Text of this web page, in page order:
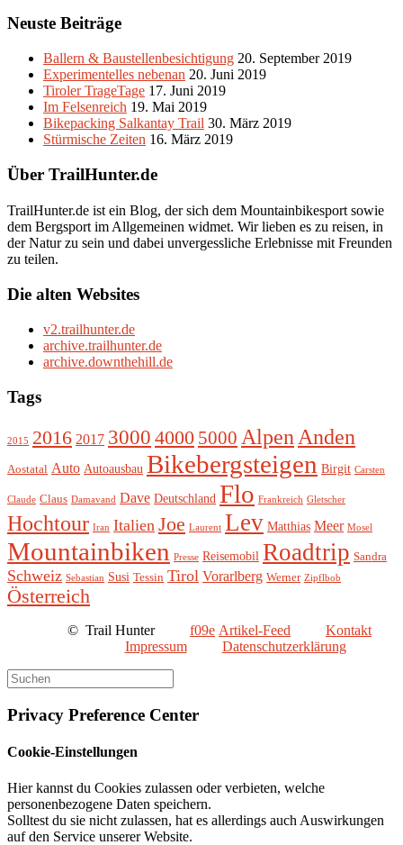
Neuste Beiträge
Ballern & Baustellenbesichtigung 20. September 2019
Experimentelles nebenan 20. Juni 2019
Tiroler TrageTage 17. Juni 2019
Im Felsenreich 19. Mai 2019
Bikepacking Salkantay Trail 30. März 2019
Stürmische Zeiten 16. März 2019
Über TrailHunter.de
TrailHunter.de ist ein Blog, der sich dem Mountainbikesport sowie
dem Bergsport im Allgemeinen widmet. Wir lieben es zu reisen, in
der Natur zu sein und dabei unvergessliche Erlebnisse mit Freunden
zu teilen.
Die alten Websites
v2.trailhunter.de
archive.trailhunter.de
archive.downthehill.de
Tags
2015 2016 2017 3000 4000 5000 AlpenAnden
Aostatal Auto Autoausbau Bikebergsteigen Birgit Carsten
Claude Claus Damavand Dave Deutschland Flo Frankreich Gletscher
Hochtour Iran Italien Joe Laurent Lev Matthias Meer Mosel
Mountainbiken Presse Reisemobil Roadtrip Sandra
Schweiz Sebastian Susi Tessin Tirol Vorarlberg Werner Zipflbob
Österreich
© Trail Hunter Artikel-Feed
Kontakt
Impressum
Datenschutzerklärung
Privacy Preference Center
Cookie-Einstellungen
Hier kannst du Cookies zulassen oder verbieten, welche
personenbezogene Daten speichern.
Solltest du sie nicht zulassen, hat es allerdings auch Auswirkungen
auf den Service unserer Website.